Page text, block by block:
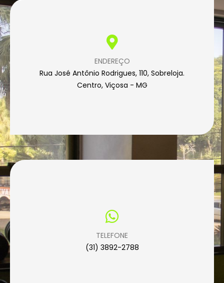
ENDEREÇO
Rua José Antônio Rodrigues, 110, Sobreloja.
Centro, Viçosa - MG
TELEFONE
(31) 3892-2788